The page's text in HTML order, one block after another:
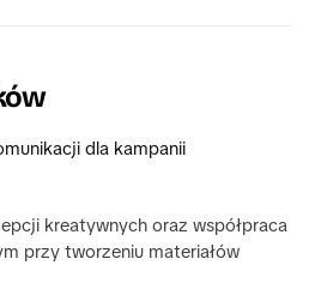
dla kampanii
kreatywnych oraz współpraca
przy tworzeniu materiałów